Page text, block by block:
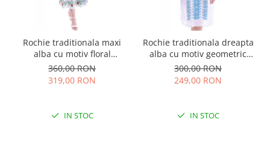
Rochie traditionala maxi
alba cu motiv floral
multicolor Sanziana
360,00 RON
319,00 RON
IN STOC
Rochie traditionala dreapta
alba cu motiv geometric
albastru Tania
300,00 RON
249,00 RON
IN STOC